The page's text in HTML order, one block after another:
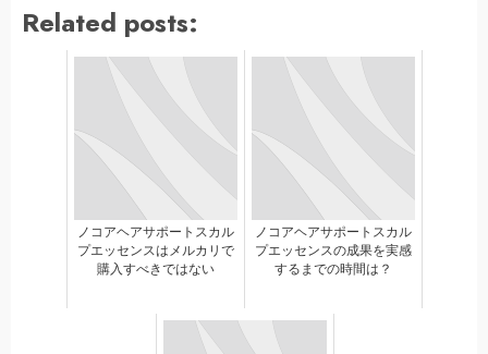
Related posts:
ノコアヘアサポートスカル
プエッセンスはメルカリで
購入すべきではない
ノコアヘアサポートスカル
プエッセンスの成果を実感
するまでの時間は？